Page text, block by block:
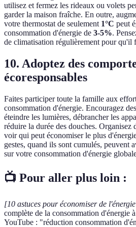
utilisez et fermez les rideaux ou volets
garder la maison fraîche. En outre,
votre thermostat de seulement 1°C peut
consommation d'énergie de 3-5%.
de climatisation régulièrement pour qu'il
10. Adoptez des
écoresponsables
Faites participer toute la famille aux
consommation d'énergie. Encouragez
éteindre les lumières, débrancher les
réduire la durée des douches.
voir qui peut économiser le plus
gestes, quand ils sont cumulés, peuvent
sur votre consommation d'énergie
📺 Pour aller plus loin :
[10 astuces pour économiser de
complète de la consommation d'énergie
YouTube : "réduction consommation